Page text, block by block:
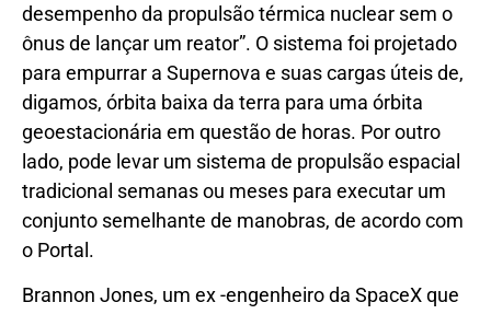
desempenho da propulsão térmica nuclear sem o
ônus de lançar um reator”. O sistema foi projetado
para empurrar a Supernova e suas cargas úteis de,
digamos, órbita baixa da terra para uma órbita
geoestacionária em questão de horas. Por outro
lado, pode levar um sistema de propulsão espacial
tradicional semanas ou meses para executar um
conjunto semelhante de manobras, de acordo com
o Portal.
Brannon Jones, um ex -engenheiro da SpaceX que